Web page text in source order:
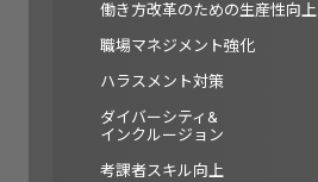
働き方改革のための生産性向上
職場マネジメント強化
ハラスメント対策
ダイバーシティ&
インクルージョン
考課者スキル向上